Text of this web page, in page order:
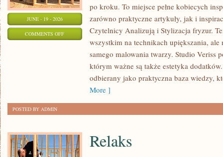
JUNE - 19 - 2026
COMMENTS OFFON
STYLIZACJE
po kroku. To miejsce pełne kobiecych
zarówno praktyczne artykuły, jak i
Czytelnicy Analizują i Stylizacja fryzur.
wszystkim na technikach upiększania, ale
samego malowania twarzy. Studio Veriss
którym ważne są także estetyka
odbierany jako praktyczna baza wiedzy,
More ]
POSTED BY ADMIN
Relaks